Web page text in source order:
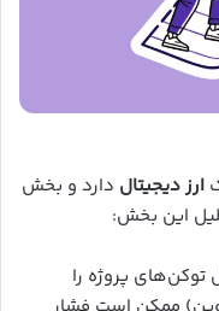
ارز دیجیتال دارد و بخش
این بخش:
توکن‌های پروژه را